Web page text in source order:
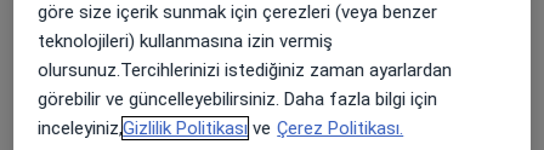
Elmacık Kemiği Dolgusu
Fransız Askısı
Gençlik Aşısı
göre size içerik sunmak için çerezleri (veya benzer
teknolojileri) kullanmasına izin vermiş
olursunuz.Tercihlerinizi istediğiniz zaman ayarlardan
görebilir ve güncelleyebilirsiniz. Daha fazla bilgi için
inceleyiniz,Gizlilik Politikası ve Çerez Politikası.